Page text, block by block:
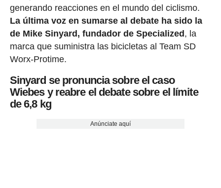
generando reacciones en el mundo del ciclismo.
La última voz en sumarse al debate ha sido la
de Mike Sinyard, fundador de Specialized, la
marca que suministra las bicicletas al Team SD
Worx-Protime.
Sinyard se pronuncia sobre el caso
Wiebes y reabre el debate sobre el límite
de 6,8 kg
Anúnciate aquí